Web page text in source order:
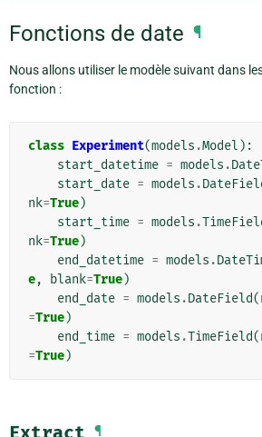
Fonctions de date ¶
Nous allons utiliser le modèle suivant dans
fonction :
class Experiment(models .Model ):
start_datetime = models .
start_date = models .
nk=True)
start_time = models .
nk=True)
end_datetime = models .
e, blank=True)
end_date = models .DateField(
=True)
end_time = models .TimeField(
=True)
Extract ¶